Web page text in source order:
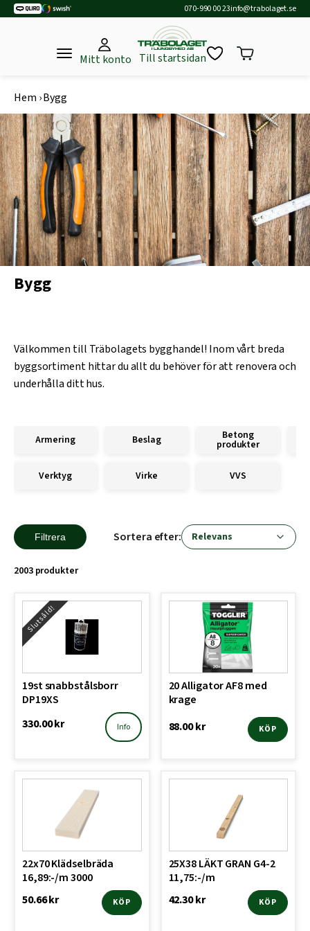
070-990 00 23info@trabolaget.se
Mitt konto Till startsidan
Hem ›Bygg
Bygg
Välkommen till Träbolagets bygghandel! Inom vårt breda
byggsortiment hittar du allt du behöver för att renovera och
underhålla ditt hus.
Armering Beslag Betong
produkter
Verktyg Virke VVS
Filtrera Sortera efter:
2003 produkter
Slutsåld!
19st snabbstålsborr
DP19XS
330.00kr Info
20 Alligator AF8 med
krage
88.00kr KÖP
22x70 Klädselbräda
16,89:-/m 3000
50.66kr KÖP
25X38 LÄKT GRAN G4-2
11,75:-/m
42.30kr KÖP